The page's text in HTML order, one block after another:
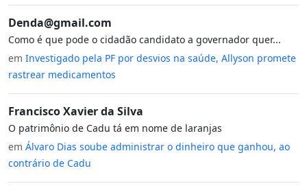
Denda@gmail.com
Como é que pode o cidadão candidato a governador quer...
em Investigado pela PF por desvios na saúde, Allyson promete
rastrear medicamentos
Francisco Xavier da Silva
O patrimônio de Cadu tá em nome de laranjas
em Álvaro Dias soube administrar o dinheiro que ganhou, ao
contrário de Cadu